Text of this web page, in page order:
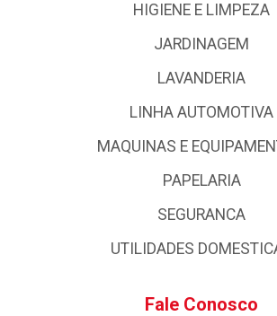
HIGIENE E LIMPEZA
JARDINAGEM
LAVANDERIA
LINHA AUTOMOTIVA
MAQUINAS E
PAPELARIA
SEGURANCA
UTILIDADES
Fale Conosco